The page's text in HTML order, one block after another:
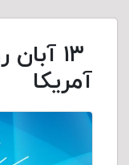
۱۳
آمریکا